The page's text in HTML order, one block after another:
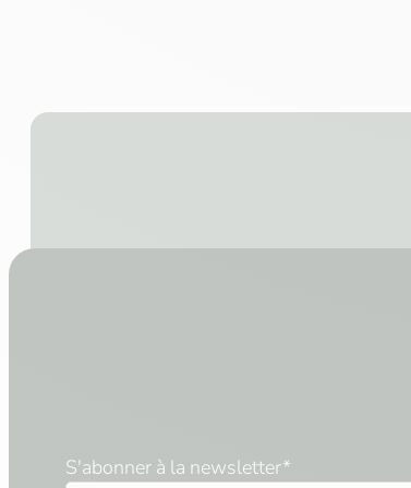
S'abonner à la newsletter*